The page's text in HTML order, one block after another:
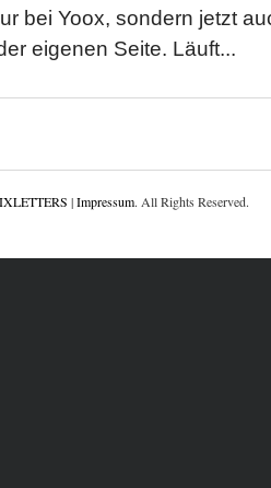
bei Yoox, sondern jetzt
eigenen Seite. Läuft...
|Impressum. All Rights Reserved.